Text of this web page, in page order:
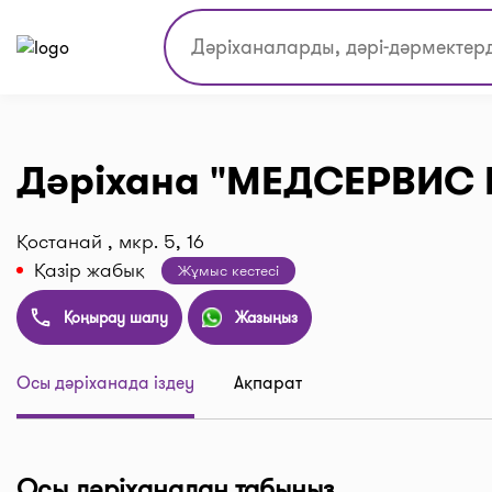
Дәріхана
Қостанай , мкр. 5, 16
Қазір жабық
Жұмыс кестесі
Қоңырау шалу Жазыңыз
Осы дәріханада іздеу Ақпарат